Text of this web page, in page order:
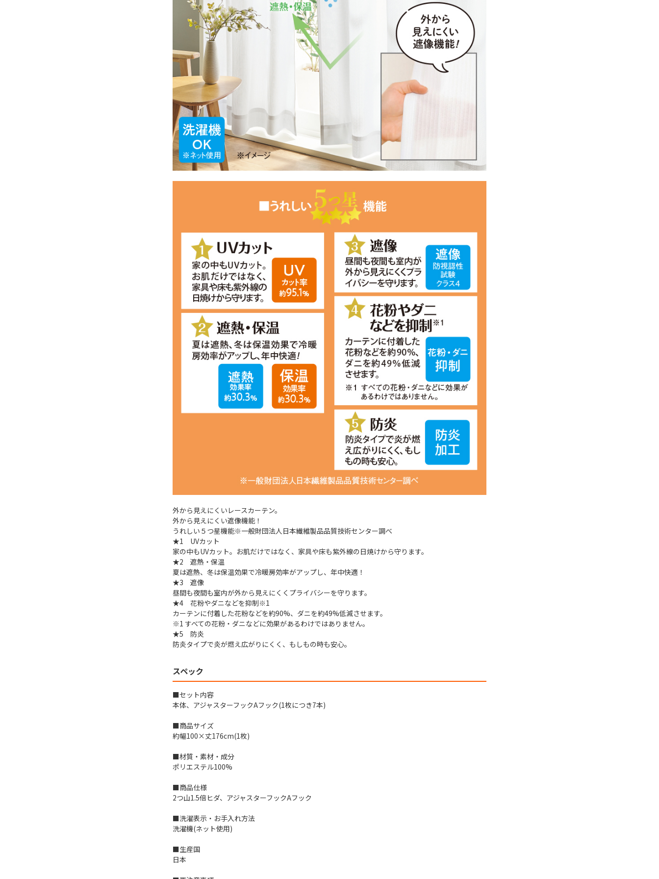
外から見えにくいレースカーテン。
外から見えにくい遮像機能！
うれしい５つ星機能※一般財団法人日本繊維製品品質技術センター調べ
★1 UVカット
家の中もUVカット。お肌だけではなく、家具や床も紫外線の日焼けから守ります。
★2 遮熱・保温
夏は遮熱、冬は保温効果で冷暖房効率がアップし、年中快適！
★3 遮像
昼間も夜間も室内が外から見えにくくプライバシーを守ります。
★4 花粉やダニなどを抑制※1
カーテンに付着した花粉などを約90%、ダニを約49%低減させます。
※1 すべての花粉・ダニなどに効果があるわけではありません。
★5 防炎
防炎タイプで炎が燃え広がりにくく、もしもの時も安心。
スペック
■セット内容
本体、アジャスターフックAフック(1枚につき7本)
■商品サイズ
約幅100×丈176cm(1枚)
■材質・素材・成分
ポリエステル100%
■商品仕様
2つ山1.5倍ヒダ、アジャスターフックAフック
■洗濯表示・お手入れ方法
洗濯機(ネット使用)
■生産国
日本